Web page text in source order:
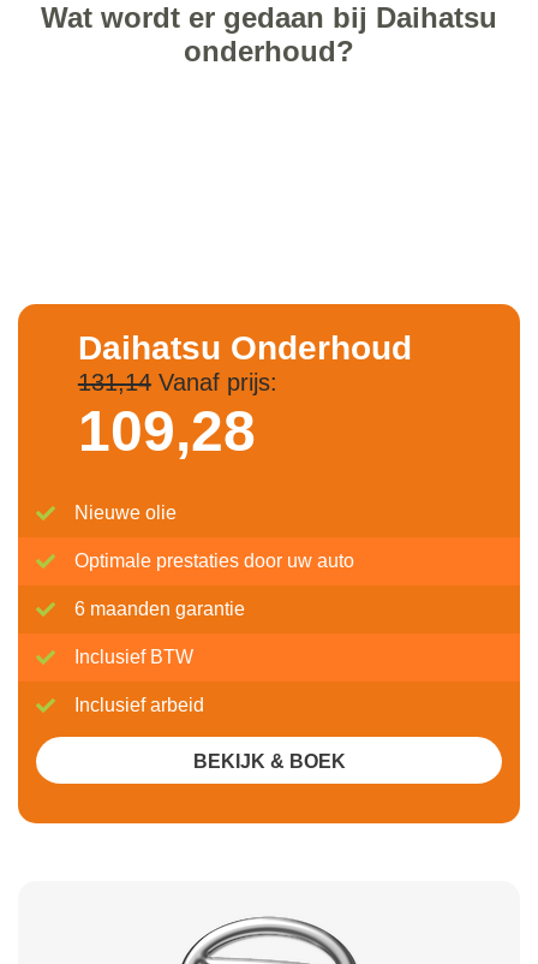
Wat wordt er gedaan bij Daihatsu
onderhoud?
Daihatsu Onderhoud
131,14Vanaf prijs:
109,28
Nieuwe olie
Optimale prestaties door uw auto
6 maanden garantie
Inclusief BTW
Inclusief arbeid
BEKIJK & BOEK